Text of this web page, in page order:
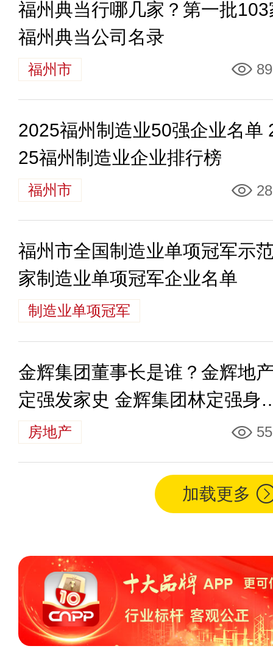
福州典当行哪几家？第一批103
福州典当公司名录
福州市
2025福州制造业50强企业名单
25福州制造业企业排行榜
福州市
福州市全国制造业单项冠军示
家制造业单项冠军企业名单
制造业单项冠军
金辉集团董事长是谁？金辉地
定强发家史 金辉集团林定强身
多少钱
房地产
加载更多